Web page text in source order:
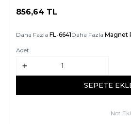
856,64 TL
Daha Fazla FL-6641Daha Fazla Magnet
Adet
SEPETE
Not